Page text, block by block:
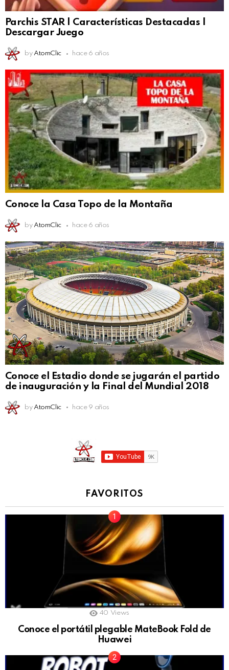
Parchis STAR | Características Destacadas |
Descargar Juego
by AtomClic hace 6 años
Conoce la Casa Topo de la Montaña
by AtomClic hace 6 años
Conoce el Estadio donde se jugarán el partido
de inauguración y la Final del Mundial 2018
by AtomClic hace 9 años
FAVORITOS
40 Views
Conoce el portátil plegable MateBook Fold de
Huawei